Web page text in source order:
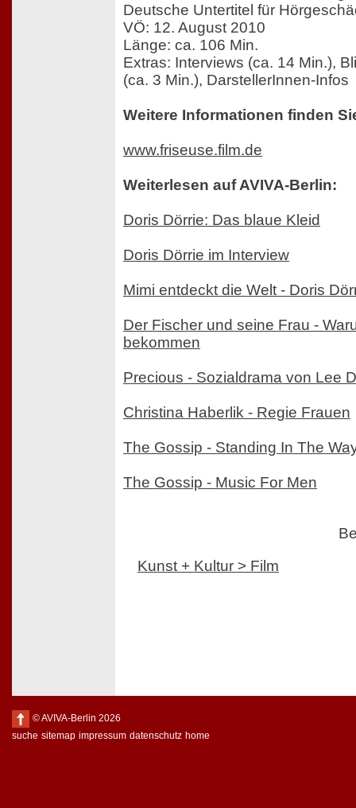
Deutsche Untertitel für
VÖ: 12. August 2010
Länge: ca. 106 Min.
Extras: Interviews (ca. 14 Min.),
(ca. 3 Min.), DarstellerInnen-Infos
Weitere Informationen finden
www.friseuse.film.de
Weiterlesen auf AVIVA-Berlin:
Doris Dörrie: Das blaue Kleid
Doris Dörrie im Interview
Mimi entdeckt die Welt - Doris
Der Fischer und seine Frau -
bekommen
Precious - Sozialdrama von Lee
Christina Haberlik - Regie Frauen
The Gossip - Standing In The
The Gossip - Music For Men
Kunst + Kultur > Film
© AVIVA-Berlin 2026
suche sitemap impressum datenschutz home